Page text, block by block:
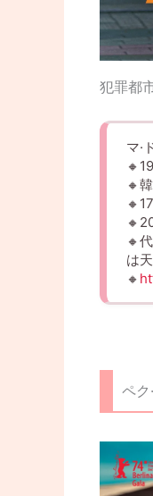
犯罪都
マ·
🔸
🔸
は
🔸
ペク